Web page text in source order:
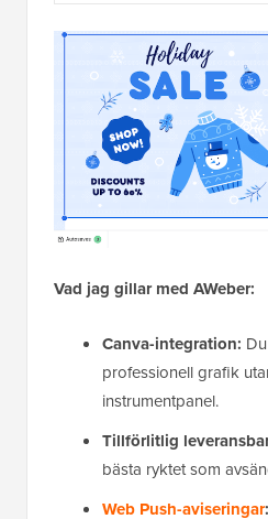
Vad jag gillar med AWeber:
Canva-integration:
professionell grafik
instrumentpanel.
Tillförlitlig
bästa ryktet som
Web Push-aviseringar: